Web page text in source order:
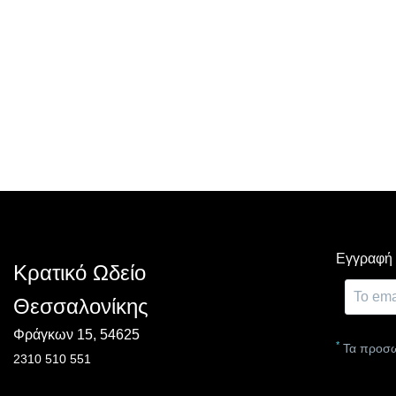
Κρατικό Ωδείο
Θεσσαλονίκης
Φράγκων 15, 54625
2310 510 551
Εγγραφή
* Τα